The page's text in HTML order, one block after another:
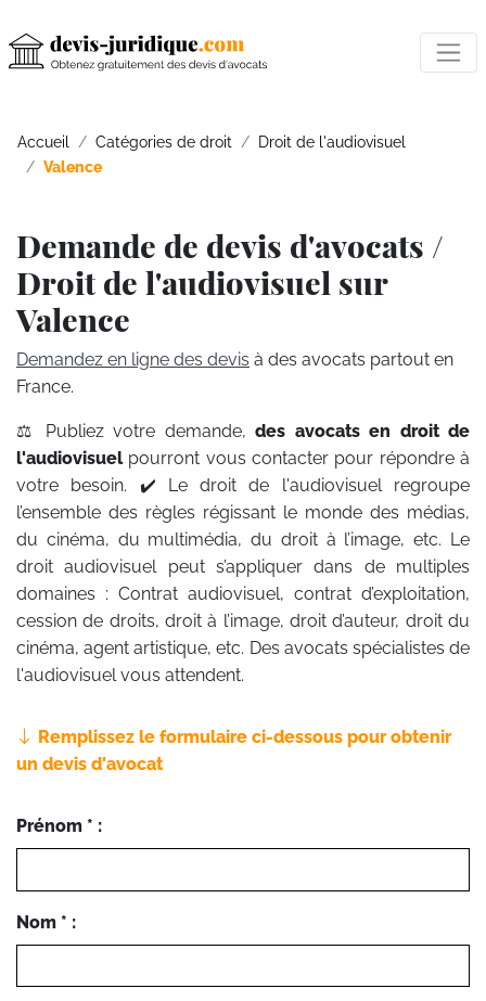
Accueil Catégories de droit
Droit de l'audiovisuel
Valence
Demande de devis d'avocats /
Droit de l'audiovisuel sur
Valence
Demandez en ligne des devis à des avocats partout en
France.
⚖️ Publiez votre demande,des avocats en droit de
l'audiovisuelpourront vous contacter pour répondre à
votre besoin. ✔️ Le droit de l'audiovisuel regroupe
l’ensemble des règles régissant le monde des médias,
du cinéma, du multimédia, du droit à l’image, etc. Le
droit audiovisuel peut s’appliquer dans de multiples
domaines : Contrat audiovisuel, contrat d’exploitation,
cession de droits, droit à l’image, droit d’auteur, droit du
cinéma, agent artistique, etc. Des avocats spécialistes de
l'audiovisuel vous attendent.
Remplissez le formulaire ci-dessous pour obtenir
un devis d'avocat
Prénom * :
Nom * :